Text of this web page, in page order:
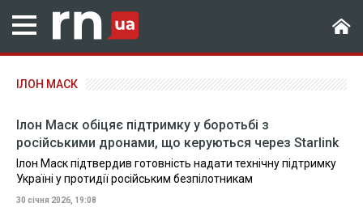
ІЛОН МАСК
Ілон Маск обіцяє підтримку у боротьбі з
російськими дронами, що керуються через Starlink
Ілон Маск підтвердив готовність надати технічну підтримку
Україні у протидії російським безпілотникам
30 січня 2026, 19:08